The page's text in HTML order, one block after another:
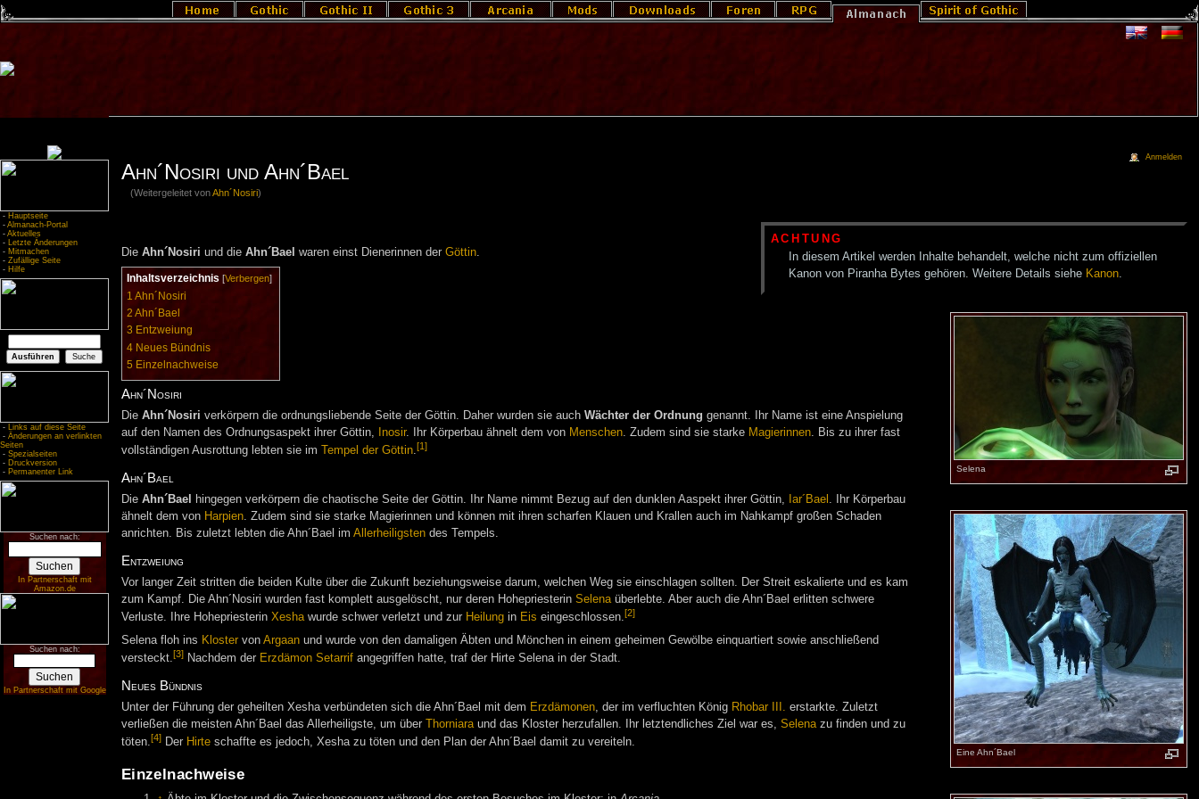
- Hauptseite
- Almanach-Portal
- Aktuelles
- Letzte Änderungen
- Mitmachen
- Zufällige Seite
- Hilfe
- Links auf diese Seite
- Änderungen an verlinkten
Seiten
- Spezialseiten
- Druckversion
- Permanenter Link
Suchen nach:
In Partnerschaft mit
Amazon.de
Suchen nach:
In Partnerschaft mit Google
Ahn´Nosiri und Ahn´Bael
(Weitergeleitet vonAhn´Nosiri)
ACHTUNG
In diesem Artikel werden Inhalte behandelt, welche nicht zum offiziellen
Kanon von Piranha Bytes gehören. Weitere Details siehe Kanon.
Selena
Eine Ahn´Bael
Die Ahn´Nosiri und die Ahn´Bael waren einst Dienerinnen der Göttin.
Inhaltsverzeichnis [Verbergen]
1 Ahn´Nosiri
2 Ahn´Bael
3 Entzweiung
4 Neues Bündnis
5 Einzelnachweise
Ahn´Nosiri
Die Ahn´Nosiri verkörpern die ordnungsliebende Seite der Göttin. Daher wurden sie auch Wächter der Ordnung genannt. Ihr Name ist eine Anspielung
auf den Namen des Ordnungsaspekt ihrer Göttin,
Inosir. Ihr Körperbau ähnelt dem von Menschen. Zudem sind sie starke Magierinnen. Bis zu ihrer fast
vollständigen Ausrottung lebten sie im
Tempel der Göttin.[1]
Ahn´Bael
Die Ahn´Bael hingegen verkörpern die chaotische Seite der Göttin. Ihr Name nimmt Bezug auf den dunklen Aaspekt ihrer Göttin, Iar´Bael . Ihr Körperbau
ähnelt dem von Harpien. Zudem sind sie starke Magierinnen und können mit ihren scharfen Klauen und Krallen auch im Nahkampf großen Schaden
anrichten. Bis zuletzt lebten die Ahn´Bael im Allerheiligstendes Tempels.
Entzweiung
Vor langer Zeit stritten die beiden Kulte über die Zukunft beziehungsweise darum, welchen Weg sie einschlagen sollten. Der Streit eskalierte und es kam
zum Kampf. Die Ahn´Nosiri wurden fast komplett ausgelöscht, nur deren Hohepriesterin Selenaüberlebte. Aber auch die Ahn´Bael erlitten schwere
Verluste. Ihre Hohepriesterin Xeshawurde schwer verletzt und zur Heilungin Eis eingeschlossen.[2]
Selena floh ins Klostervon Argaanund wurde von den damaligen Äbten und Mönchen in einem geheimen Gewölbe einquartiert sowie anschließend
versteckt.[3]Nachdem der Erzdämon Setarrifangegriffen hatte, traf der Hirte Selena in der Stadt.
Neues Bündnis
Unter der Führung der geheilten Xesha verbündeten sich die Ahn´Bael mit dem Erzdämonen, der im verfluchten König Rhobar III. erstarkte. Zuletzt
verließen die meisten Ahn´Bael das Allerheiligste, um über Thorniaraund das Kloster herzufallen. Ihr letztendliches Ziel war es, Selenazu finden und zu
töten.[4]Der Hirteschaffte es jedoch, Xesha zu töten und den Plan der Ahn´Bael damit zu vereiteln.
Einzelnachweise
Anmelden